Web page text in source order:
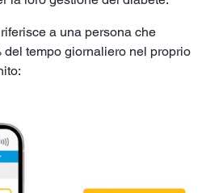
a una persona che
del tempo giornaliero nel proprio